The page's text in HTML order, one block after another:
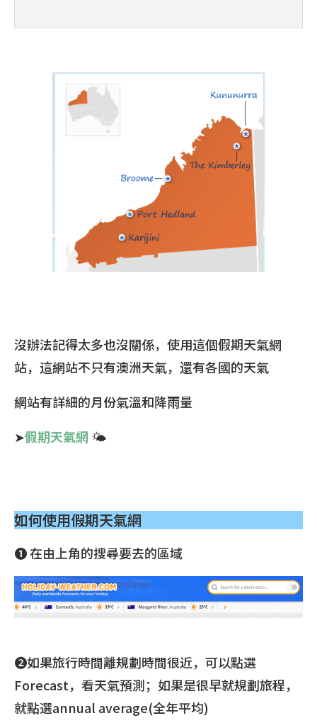
沒辦法記得太多也沒關係，使用這個假期天氣網
站，這網站不只有澳洲天氣，還有各國的天氣
網站有詳細的月份氣溫和降雨量
➤假期天氣網 🌤️
如何使用假期天氣網
❶ 在由上角的搜尋要去的區域
❷如果旅行時間離規劃時間很近，可以點選
Forecast，看天氣預測；如果是很早就規劃旅程，
就點選annual average(全年平均)